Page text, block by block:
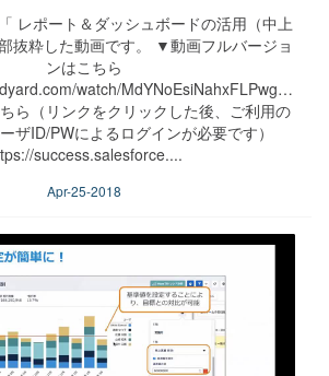
レポート＆ダッシュボードの活用（中上
抜粋した動画です。 ▼動画フルバージョ
ンはこちら
watch/MdYNoEsiNahxFLPwgPyD51
ら（リンクをクリックした後、ご利用の
ザID/PWによるログインが必要です）
success.salesforce....
Apr-25-2018